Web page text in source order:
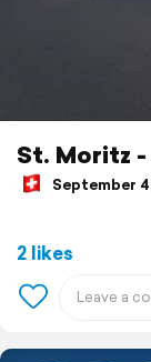
St. Moritz
September
2 likes